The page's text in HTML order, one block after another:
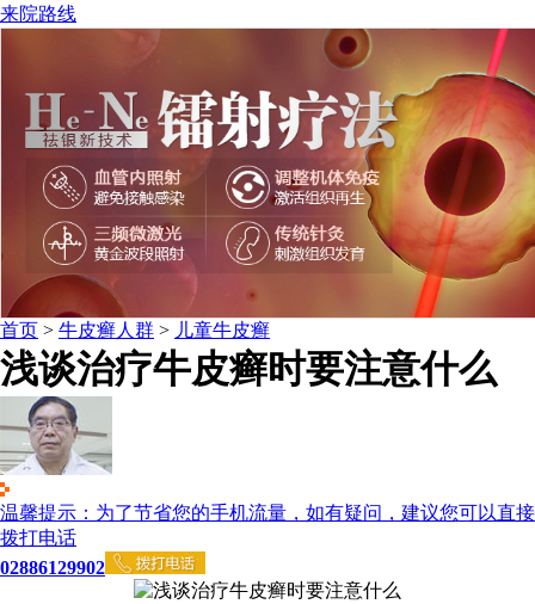
来院路线
首页 > 牛皮癣人群 > 儿童牛皮癣
浅谈治疗牛皮癣时要注意什么
温馨提示：为了节省您的手机流量，如有疑问，建议您可以直接
拨打电话
02886129902